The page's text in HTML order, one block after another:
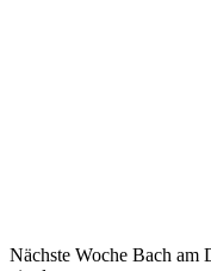
Nächste Woche Bach am